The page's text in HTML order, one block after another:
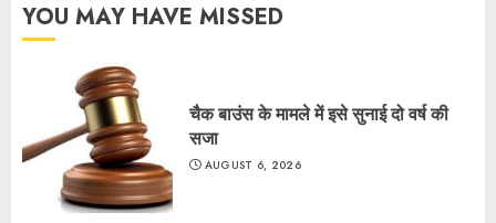
YOU MAY HAVE MISSED
चैक बाउंस के मामले में इसे सुनाई दो वर्ष की
सजा
AUGUST 6, 2026